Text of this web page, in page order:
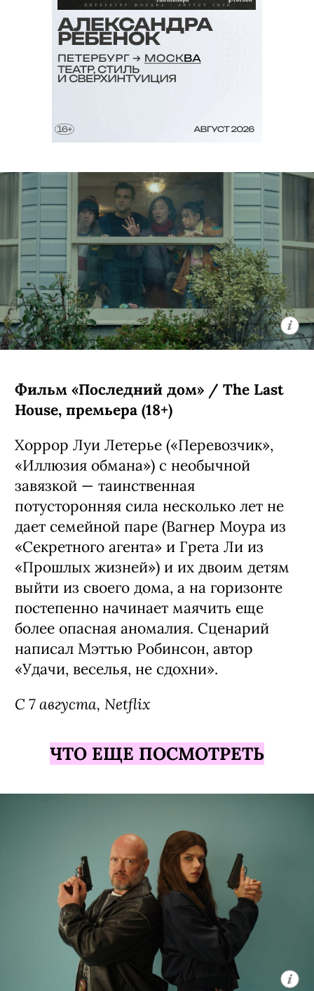
Фильм «Последний дом» / The Last
House, премьера (18+)
Хоррор Луи Летерье («Перевозчик»,
«Иллюзия обмана») с необычной
завязкой — таинственная
потусторонняя сила несколько лет не
дает семейной паре (Вагнер Моура из
«Секретного агента» и Грета Ли из
«Прошлых жизней») и их двоим детям
выйти из своего дома, а на горизонте
постепенно начинает маячить еще
более опасная аномалия. Сценарий
написал Мэттью Робинсон, автор
«Удачи, веселья, не сдохни».
С 7 августа, Netflix
ЧТО ЕЩЕ ПОСМОТРЕТЬ